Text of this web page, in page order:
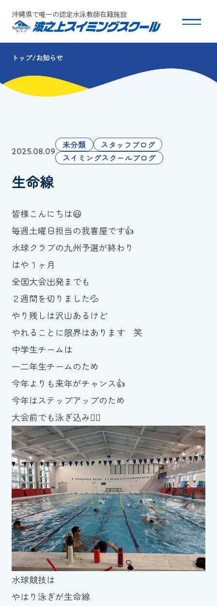
沖縄県で唯一の認定水泳教師在籍施設
スクールについて
コース・クラス紹介
団体会員募集
保護者の方へ
採用情報
お知らせ
カレンダー
波スイタイムズ
お問い合わせ
Tel.098-863-7264
平日 9:00～22:00｜土祝 9:00～21:00
メールでお問い合わせ
スイミングスクールの
体験申し込みはこちら!
トップ お知らせ
2025.08.09
未分類
スタッフブログ
スイミングスクールブログ
生命線
皆様こんにちは😃
毎週土曜日担当の我喜屋です👍
水球クラブの九州予選が終わり
はや１ヶ月
全国大会出発までも
２週間を切りました💦
やり残しは沢山あるけど
やれることに限界はあります 笑
中学生チームは
一二年生チームのため
今年よりも来年がチャンス👍
今年はステップアップのため
大会前でも泳ぎ込み🏊‍♂️
水球競技は
やはり泳ぎが生命線